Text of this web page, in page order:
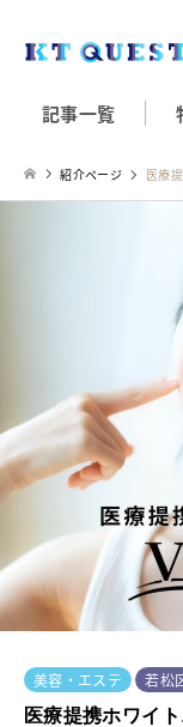
記事一覧
紹介ページ 医療
美容・エステ 若松
医療提携ホワイ